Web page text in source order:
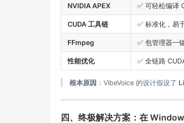
NVIDIA APEX ✅ 可轻松编译
CUDA 工具链 ✅ 标准化，易
FFmpeg ✅ 包管理器一
性能优化 ✅ 全链路
根本原因 ：VibeVoice 的设计假设了
四、终极解决方案：在